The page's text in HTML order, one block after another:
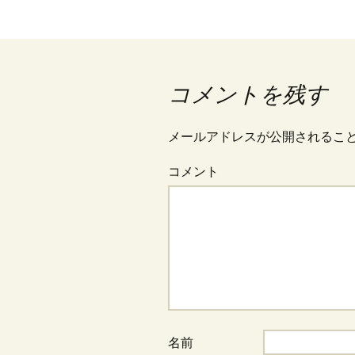
コメントを残す
メールアドレスが公開されるこ
コメント
名前